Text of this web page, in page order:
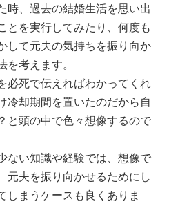
時、過去の結婚生活を思い出
とを実行してみたり、何度も
して元夫の気持ちを振り向か
を考えます。
必死で伝えればわかってくれ
冷却期間を置いたのだから自
と頭の中で色々想像するので
ない知識や経験では、想像で
元夫を振り向かせるためにし
しまうケースも良くありま